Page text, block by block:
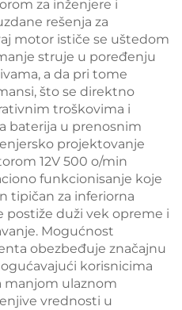
za inženjere i
rešenja za
motor ističe se uštedom
struje u poređenju
a da pri tome
što se direktno
troškovima i
baterija u prenosnim
projektovanje
12V 500 o/min
funkcionisanje koje
tipičan za inferiorna
postiže duži vek opreme i
Mogućnost
obezbeđuje značajnu
korisnicima
manjom ulaznom
vrednosti u